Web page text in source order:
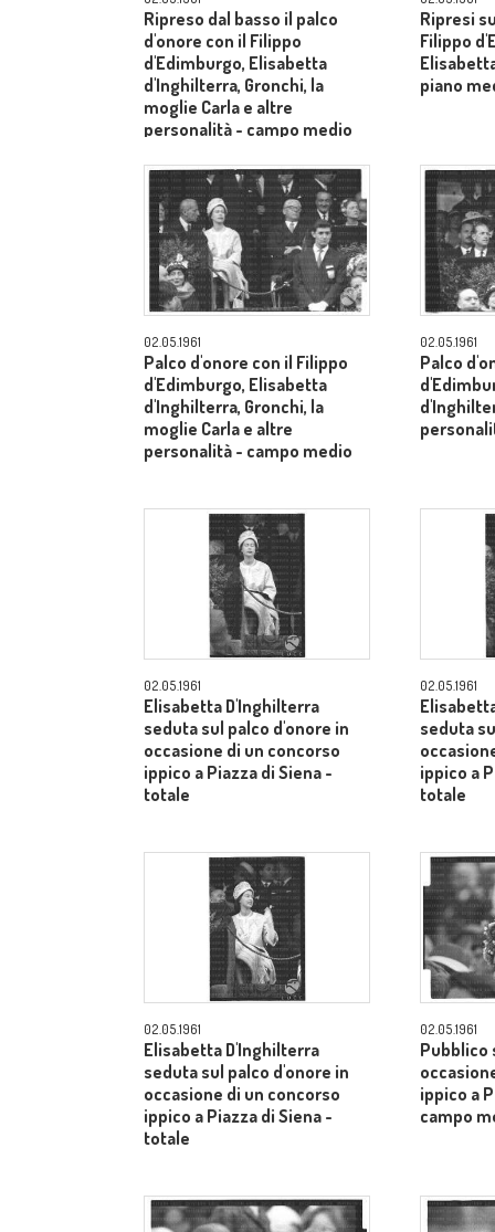
Ripreso dal basso il palco
d'onore con il Filippo
d'Edimburgo, Elisabetta
d'Inghilterra, Gronchi, la
moglie Carla e altre
personalità - campo medio
Ripresi
Filippo
piano
02.05.1961
Palco d'onore con il Filippo
d'Edimburgo, Elisabetta
d'Inghilterra, Gronchi, la
moglie Carla e altre
personalità - campo medio
02.05.1961
Palco
02.05.1961
Elisabetta D'Inghilterra
seduta sul palco d'onore in
occasione di un concorso
ippico a Piazza di Siena -
totale
02.05.1961
seduta
ippico a
totale
02.05.1961
Elisabetta D'Inghilterra
seduta sul palco d'onore in
occasione di un concorso
ippico a Piazza di Siena -
totale
02.05.1961
Pubblico
ippico a
campo